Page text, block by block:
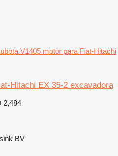
V1405 motor para Fiat-Hitachi
Hitachi EX 35-2 excavadora
2,484
BV